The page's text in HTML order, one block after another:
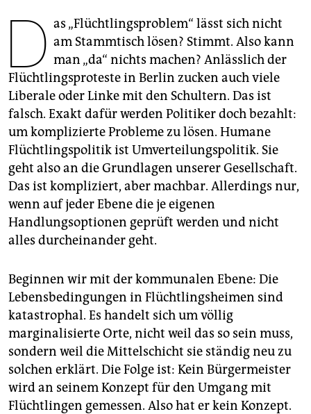
epaper login
D as „Flüchtlingsproblem“ lässt sich nicht
am Stammtisch lösen? Stimmt. Also kann
man „da“ nichts machen? Anlässlich der
Flüchtlingsproteste in Berlin zucken auch viele
Liberale oder Linke mit den Schultern. Das ist
falsch. Exakt dafür werden Politiker doch bezahlt:
um komplizierte Probleme zu lösen. Humane
Flüchtlingspolitik ist Umverteilungspolitik. Sie
geht also an die Grundlagen unserer Gesellschaft.
Das ist kompliziert, aber machbar. Allerdings nur,
wenn auf jeder Ebene die je eigenen
Handlungsoptionen geprüft werden und nicht
alles durcheinander geht.
Beginnen wir mit der kommunalen Ebene: Die
Lebensbedingungen in Flüchtlingsheimen sind
katastrophal. Es handelt sich um völlig
marginalisierte Orte, nicht weil das so sein muss,
sondern weil die Mittelschicht sie ständig neu zu
solchen erklärt. Die Folge ist: Kein Bürgermeister
wird an seinem Konzept für den Umgang mit
Flüchtlingen gemessen. Also hat er kein Konzept.